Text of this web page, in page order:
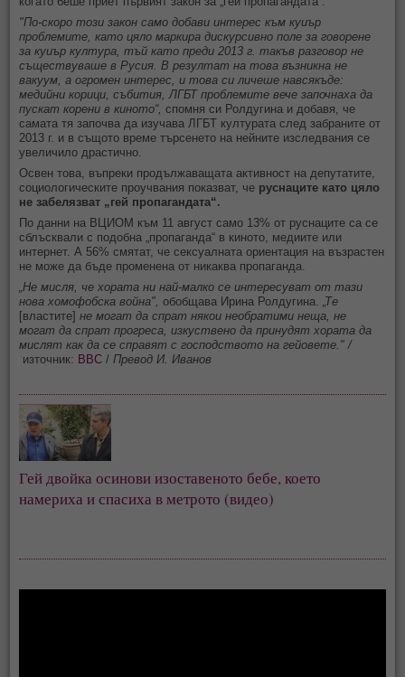
"По-скоро този закон само добави интерес към куиър
проблемите, като цяло маркира дискурсивно поле за говорене
за куиър култура, тъй като преди 2013 г. такъв разговор не
съществуваше в Русия. В резултат на това възникна не
вакуум, а огромен интерес, и това си личеше навсякъде:
медийни корици, събития, ЛГБТ проблемите вече започнаха да
пускат корени в киното“, спомня си Ролдугина и добавя, че
самата тя започва да изучава ЛГБТ културата след забраните от
2013 г. и в същото време търсенето на нейните изследвания се
увеличило драстично.
Освен това, въпреки продължаващата активност на депутатите,
социологическите проучвания показват, че руснаците като цяло
не забелязват „гей пропагандата“.
По данни на ВЦИОМ към 11 август само 13% от руснаците са се
сблъсквали с подобна „пропаганда“ в киното, медиите или
интернет. А 56% смятат, че сексуалната ориентация на възрастен
не може да бъде променена от никаква пропаганда.
„Не мисля, че хората ни най-малко се интересуват от тази
нова хомофобска война", обобщава Ирина Ролдугина.„Те
[властите]не могат да спрат някои необратими неща, не
могат да спрат прогреса, изкуствено да принудят хората да
мислят как да се справят с господството на гейовете." /
източник: BBC /Превод И. Иванов
Гей двойка осинови изоставеното бебе, което
намериха и спасиха в метрото (видео)